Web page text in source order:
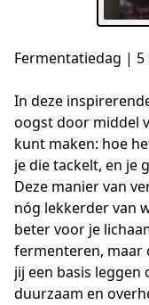
Fermentatiedag | 5
In deze
oogst door middel
kunt maken: hoe
je die tackelt, en je
Deze manier van
nóg lekkerder van
beter voor je
fermenteren, maar
jij een basis leggen
duurzaam en